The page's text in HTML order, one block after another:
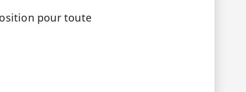
pour toute